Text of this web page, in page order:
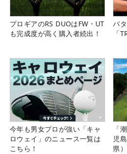
プロギアのRS DUOはFW・UT
も完成度が高く購入者続出！
パ
「
今年も男女プロが強い「キャ
ロウェイ」のニュース一覧は
こちら！
「
児
県